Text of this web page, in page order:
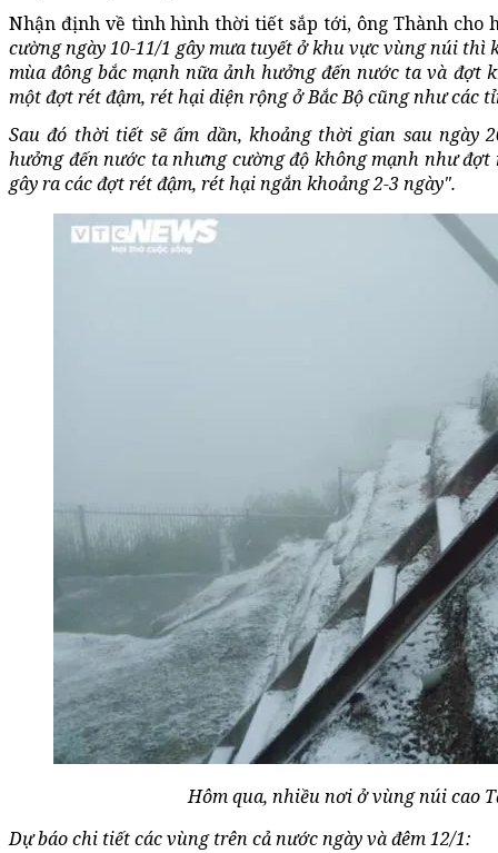
Nhận định về tình hình thời tiết sắp tới, ông Thành cho
cường ngày 10-11/1 gây mưa tuyết ở khu vực vùng núi thì
mùa đông bắc mạnh nữa ảnh hưởng đến nước ta và đợt
một đợt rét đậm, rét hại diện rộng ở Bắc Bộ cũng như các
Sau đó thời tiết sẽ ấm dần, khoảng thời gian sau ngày
hưởng đến nước ta nhưng cường độ không mạnh như đợt
gây ra các đợt rét đậm, rét hại ngắn khoảng 2-3 ngày".
Hôm qua, nhiều nơi ở vùng núi cao
Dự báo chi tiết các vùng trên cả nước ngày và đêm 12/1: